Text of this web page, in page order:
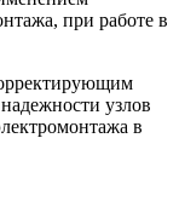
при работе в
узлов
в